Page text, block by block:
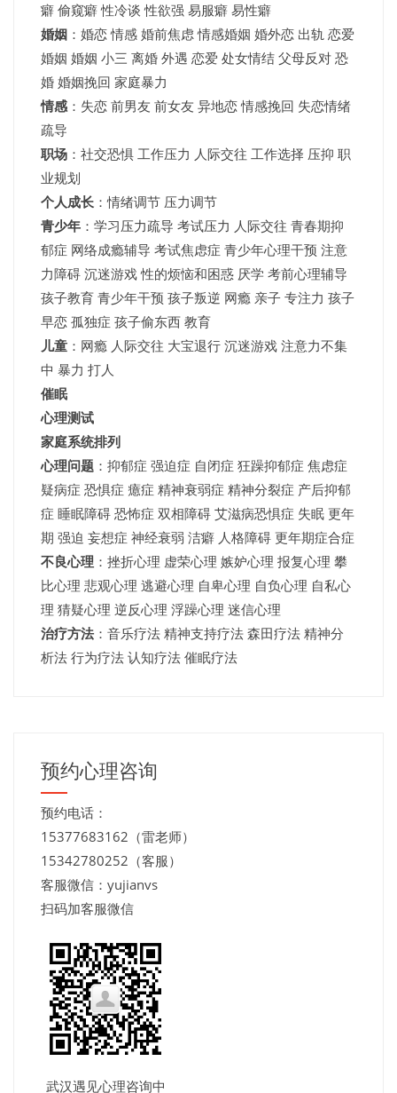
癖 偷窥癖 性冷谈 性欲强 易服癖 易性癖
婚姻 ：婚恋 情感 婚前焦虑 情感婚姻 婚外恋 出轨 恋爱
婚姻 婚姻 小三 离婚 外遇 恋爱 处女情结 父母反对 恐
婚 婚姻挽回 家庭暴力
情感 ：失恋 前男友 前女友 异地恋 情感挽回 失恋情绪
疏导
职场 ：社交恐惧 工作压力 人际交往 工作选择 压抑 职
业规划
个人成长 ：情绪调节 压力调节
青少年 ： 学习压力疏导 考试压力 人际交往 青春期抑
郁症 网络成瘾辅导 考试焦虑症 青少年心理干预 注意
力障碍 沉迷游戏 性的烦恼和困惑 厌学 考前心理辅导
孩子教育 青少年干预 孩子叛逆 网瘾 亲子 专注力 孩子
早恋 孤独症 孩子偷东西 教育
儿童 ：网瘾 人际交往 大宝退行 沉迷游戏 注意力不集
中 暴力 打人
催眠
心理测试
家庭系统排列
心理问题 ：抑郁症 强迫症 自闭症 狂躁抑郁症 焦虑症
疑病症 恐惧症 癔症 精神衰弱症 精神分裂症 产后抑郁
症 睡眠障碍 恐怖症 双相障碍 艾滋病恐惧症 失眠 更年
期 强迫 妄想症 神经衰弱 洁癖 人格障碍 更年期症合症
不良心理 ：挫折心理 虚荣心理 嫉妒心理 报复心理 攀
比心理 悲观心理 逃避心理 自卑心理 自负心理 自私心
理 猜疑心理 逆反心理 浮躁心理 迷信心理
治疗方法：音乐疗法 精神支持疗法 森田疗法 精神分
析法 行为疗法 认知疗法 催眠疗法
预约心理咨询
预约电话：
15377683162（雷老师）
15342780252（客服）
客服微信：yujianvs
扫码加客服微信
武汉遇见心理咨询中